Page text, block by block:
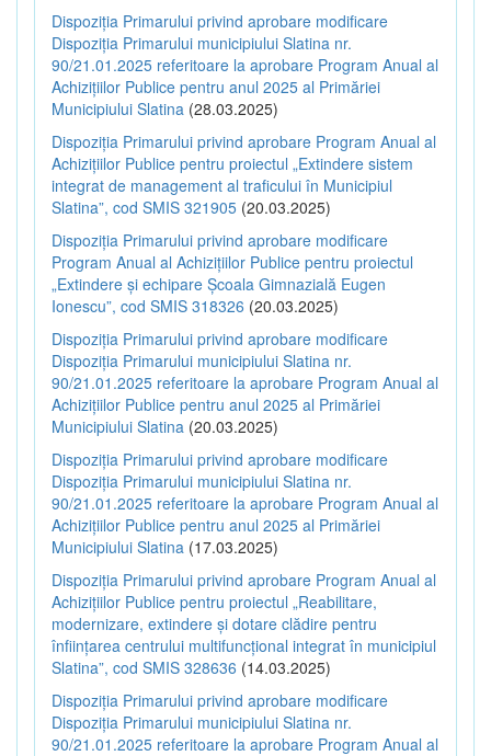
Dispoziția Primarului privind aprobare modificare
Dispoziția Primarului municipiului Slatina nr.
90/21.01.2025 referitoare la aprobare Program Anual al
Achizițiilor Publice pentru anul 2025 al Primăriei
Municipiului Slatina (28.03.2025)
Dispoziția Primarului privind aprobare Program Anual al
Achizițiilor Publice pentru proiectul „Extindere sistem
integrat de management al traficului în Municipiul
Slatina”, cod SMIS 321905 (20.03.2025)
Dispoziția Primarului privind aprobare modificare
Program Anual al Achizițiilor Publice pentru proiectul
„Extindere și echipare Școala Gimnazială Eugen
Ionescu”, cod SMIS 318326 (20.03.2025)
Dispoziția Primarului privind aprobare modificare
Dispoziția Primarului municipiului Slatina nr.
90/21.01.2025 referitoare la aprobare Program Anual al
Achizițiilor Publice pentru anul 2025 al Primăriei
Municipiului Slatina (20.03.2025)
Dispoziția Primarului privind aprobare modificare
Dispoziția Primarului municipiului Slatina nr.
90/21.01.2025 referitoare la aprobare Program Anual al
Achizițiilor Publice pentru anul 2025 al Primăriei
Municipiului Slatina (17.03.2025)
Dispoziția Primarului privind aprobare Program Anual al
Achizițiilor Publice pentru proiectul „Reabilitare,
modernizare, extindere și dotare clădire pentru
înființarea centrului multifuncțional integrat în municipiul
Slatina”, cod SMIS 328636 (14.03.2025)
Dispoziția Primarului privind aprobare modificare
Dispoziția Primarului municipiului Slatina nr.
90/21.01.2025 referitoare la aprobare Program Anual al